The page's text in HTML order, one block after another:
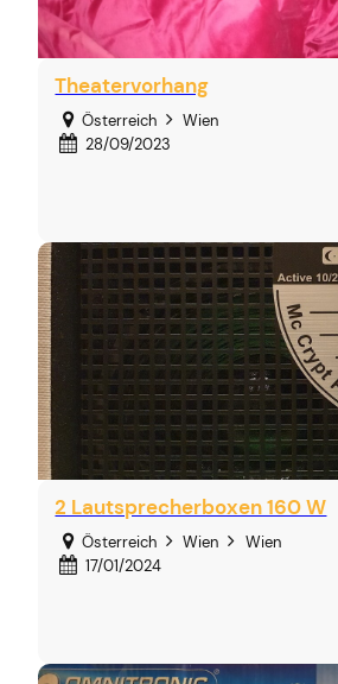
Theatervorhang
Österreich
Wien
28/09/2023
2 Lautsprecherboxen 160 W
Österreich Wien
Wien
17/01/2024